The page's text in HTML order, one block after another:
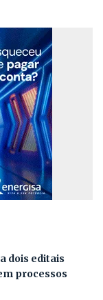
dois editais
processos